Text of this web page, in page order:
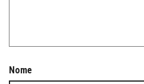
Nome